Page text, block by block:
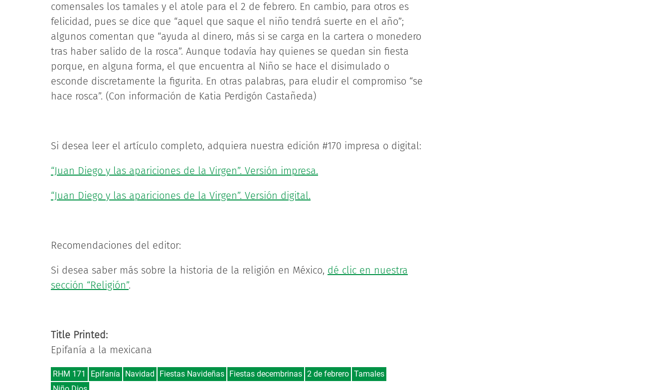
comensales los tamales y el atole para el 2 de febrero. En cambio, para otros es
felicidad, pues se dice que “aquel que saque el niño tendrá suerte en el año”;
algunos comentan que “ayuda al dinero, más si se carga en la cartera o monedero
tras haber salido de la rosca”. Aunque todavía hay quienes se quedan sin fiesta
porque, en alguna forma, el que encuentra al Niño se hace el disimulado o
esconde discretamente la figurita. En otras palabras, para eludir el compromiso “se
hace rosca”. (Con información de Katia Perdigón Castañeda)
Si desea leer el artículo completo, adquiera nuestra edición #170 impresa o digital:
“Juan Diego y las apariciones de la Virgen”. Versión impresa.
“Juan Diego y las apariciones de la Virgen”. Versión digital.
Recomendaciones del editor:
Si desea saber más sobre la historia de la religión en México, dé clic en nuestra
sección “Religión”.
Title Printed:
Epifanía a la mexicana
RHM 171 Epifanía Navidad Fiestas Navideñas Fiestas decembrinas 2 de febrero Tamales